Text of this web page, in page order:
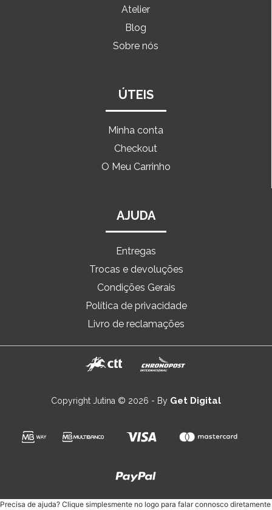
Atelier
Blog
Sobre nós
ÚTEIS
Minha conta
Checkout
O Meu Carrinho
AJUDA
Entregas
Trocas e devoluções
Condições Gerais
Política de privacidade
Livro de reclamações
Copyright Jutina © 2026 - By Get Digital
Precisa de ajuda? Clique simplesmente no logo para falar connosco diretamente